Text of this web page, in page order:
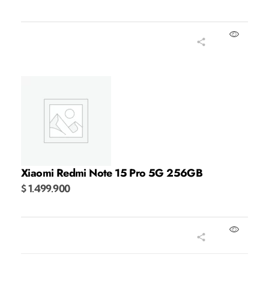
Xiaomi Redmi Note 15 Pro 5G 256GB
$1.499.900